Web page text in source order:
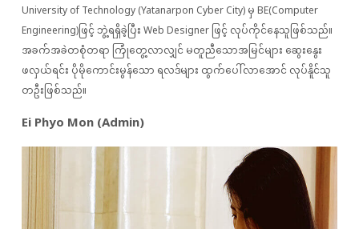
University of Technology (Yatanarpon Cyber City) မှ BE(Computer
Engineering)ဖြင့် ဘွဲ့ရရှိခဲ့ပြီး Web Designer ဖြင့် လုပ်ကိုင်နေသူဖြစ်သည်။
အခက်အခဲတစုံတရာ ကြုံတွေ့လာလျှင် မတူညီသောအမြင်များ ဆွေးနွေး
ဖလှယ်ရင်း ပိုမိုကောင်းမွန်သော ရလဒ်များ ထွက်ပေါ်လာအောင် လုပ်နိူင်သူ
တဦးဖြစ်သည်။
Ei Phyo Mon (Admin)